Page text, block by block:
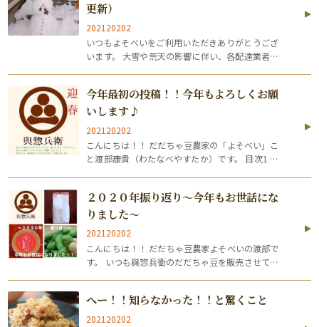
更新）
202120202
いつもよそべいをご利用いただきありがとうござ
います。 大雪や荒天の影響に伴い、各配達業者様
いている皆様には 大変ご迷惑をお掛け…
今年最初の投稿！！今年もよろしくお願
いします♪
202120202
こんにちは！！ だだちゃ豆農家の「よそべい」こ
と渡部康貴（わたなべやすたか）です。 目次1 遅
くいい年にしたい！！4 皆さんから…
２０２０年振り返り～今年もお世話にな
りました～
202120202
こんにちは！！ だだちゃ豆農家よそべいの渡部で
す。 いつも與惣兵衛のだだちゃ豆を販売させてい
ジャケットが！！(笑) さて、２０…
へー！！知らなかった！！と驚くこと
202120202